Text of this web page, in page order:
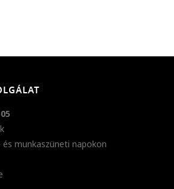
és munkaszüneti napokon